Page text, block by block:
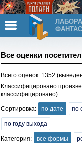
Все оценки
Всего оценок: 1352
Классифицировано
классифицировано)
Сортировка: по дате по
по году выхода
Категория: все формы